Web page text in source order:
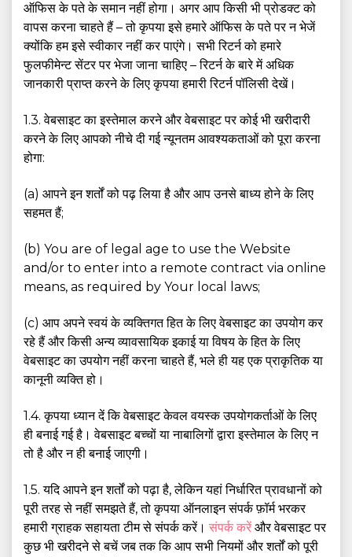
ऑफिस के पते के समान नहीं होगा। अगर आप किसी भी प्रोडक्ट को
वापस करना चाहते हैं – तो कृपया इसे हमारे ऑफिस के पते पर न भेजें
क्योंकि हम इसे स्वीकार नहीं कर पाएंगे। सभी रिटर्न को हमारे
फुलफीमेन्ट सेंटर पर भेजा जाना चाहिए – रिटर्न के बारे में अधिक
जानकारी प्राप्त करने के लिए कृपया हमारी रिटर्न पॉलिसी देखें।
1.3. वेबसाइट का इस्तेमाल करने और वेबसाइट पर कोई भी खरीदारी
करने के लिए आपको नीचे दी गई न्यूनतम आवश्यकताओं को पूरा करना
होगा:
(a) आपने इन शर्तों को पढ़ लिया है और आप उनसे बाध्य होने के लिए
सहमत हैं;
(b) You are of legal age to use the Website
and/or to enter into a remote contract via online
means, as required by Your local laws;
(c) आप अपने स्वयं के व्यक्तिगत हित के लिए वेबसाइट का उपयोग कर
रहे हैं और किसी अन्य व्यावसायिक इकाई या विषय के हित के लिए
वेबसाइट का उपयोग नहीं करना चाहते हैं, भले ही यह एक प्राकृतिक या
कानूनी व्यक्ति हो।
1.4. कृपया ध्यान दें कि वेबसाइट केवल वयस्क उपयोगकर्ताओं के लिए
ही बनाई गई है। वेबसाइट बच्चों या नाबालिगों द्वारा इस्तेमाल के लिए न
तो है और न ही बनाई जाएगी।
1.5. यदि आपने इन शर्तों को पढ़ा है, लेकिन यहां निर्धारित प्रावधानों को
पूरी तरह से नहीं समझते हैं, तो कृपया ऑनलाइन संपर्क फ़ॉर्म भरकर
हमारी ग्राहक सहायता टीम से संपर्क करें। संपर्क करें और वेबसाइट पर
कुछ भी खरीदने से बचें जब तक कि आप सभी नियमों और शर्तों को पूरी